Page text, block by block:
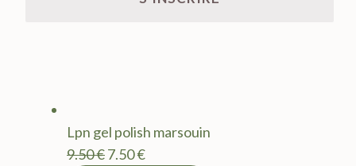
Lpn gel polish marsouin
9.50€Le
7.50€Le